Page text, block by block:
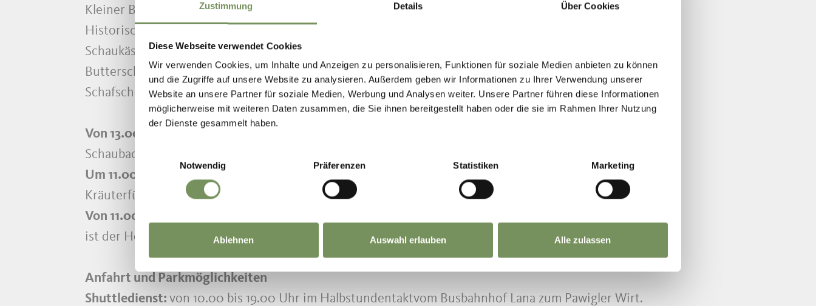
Zustimmung Details Über Cookies
Diese Webseite verwendet Cookies
Wir verwenden Cookies, um Inhalte und Anzeigen zu personalisieren, Funktionen für soziale Medien anbieten zu können
und die Zugriffe auf unsere Website zu analysieren. Außerdem geben wir Informationen zu Ihrer Verwendung unserer
Website an unsere Partner für soziale Medien, Werbung und Analysen weiter. Unsere Partner führen diese Informationen
möglicherweise mit weiteren Daten zusammen, die Sie ihnen bereitgestellt haben oder die sie im Rahmen Ihrer Nutzung
der Dienste gesammelt haben.
Einwilligungsauswahl
Notwendig
Präferenzen Statistiken Marketing
Ablehnen Auswahl erlauben Alle zulassen
Kleiner Bauernmarkt und Verkostungen
Historische Getreidemühle & Mehl mahlen
Schaukäserei
Butterschlagen
Schafscheren
Von 13.00 bis 15.30 Uhr
Schaubacken beim Stuberhof
Um 11.00 Uhr und 13.30 Uhr
Kräuterführung beim Wieserhof
Von 11.00 bis 17.00 Uhr
ist der Hofladen beim Wieserhof geöffnet
Anfahrt und Parkmöglichkeiten
Shuttledienst: von 10.00 bis 19.00 Uhr im Halbstundentaktvom Busbahnhof Lana zum Pawigler Wirt.